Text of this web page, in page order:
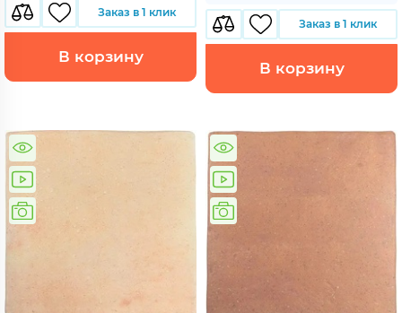
Заказ в 1 клик
В корзину
Заказ в 1 клик
В корзину